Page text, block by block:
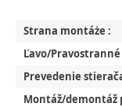
Strana montáże :
Ľavo/
Prevedenie
Montáž/demontáž